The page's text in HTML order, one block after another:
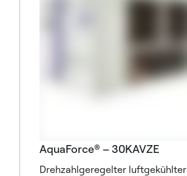
AquaForce® – 30KAVZE
Drehzahlgeregelter luftgekühlter